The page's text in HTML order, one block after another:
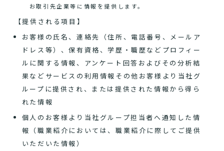
お取引先企業等に情報を提供します。
【提供される項目】
お客様の氏名、連絡先（住所、電話番号、メールア
ドレス等）、保有資格、学歴・職歴などプロフィー
ルに関する情報、アンケート回答およびその分析結
果などサービスの利用情報その他お客様より当社グ
ループに提供され、または提供された情報から得ら
れた情報
個人のお客様より当社グループ担当者へ通知した情
報（職業紹介においては、職業紹介に際してご提供
いただいた情報）